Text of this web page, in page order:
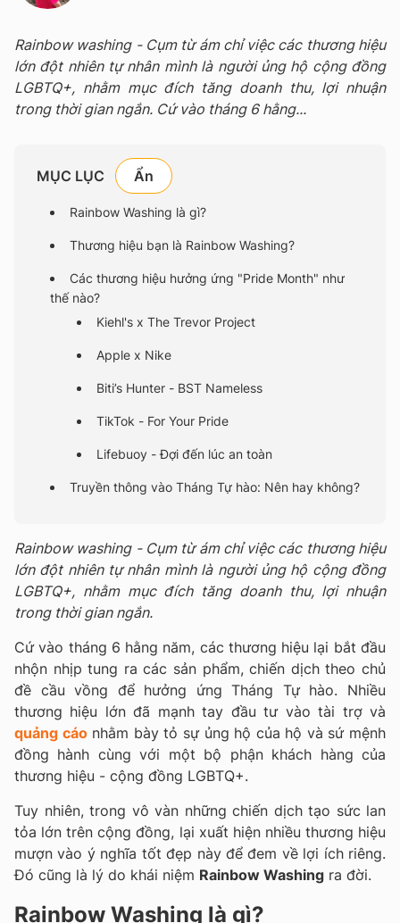
Rainbow washing - Cụm từ ám chỉ việc các thương hiệu
lớn đột nhiên tự nhân mình là người ủng hộ cộng đồng
LGBTQ+, nhằm mục đích tăng doanh thu, lợi nhuận
trong thời gian ngắn. Cứ vào tháng 6 hằng...
MỤC LỤC
Rainbow Washing là gì?
Thương hiệu bạn là Rainbow Washing?
Các thương hiệu hưởng ứng "Pride Month" như
thế nào?
Kiehl's x The Trevor Project
Apple x Nike
Biti’s Hunter - BST Nameless
TikTok - For Your Pride
Lifebuoy - Đợi đến lúc an toàn
Truyền thông vào Tháng Tự hào: Nên hay không?
Rainbow washing - Cụm từ ám chỉ việc các thương hiệu
lớn đột nhiên tự nhân mình là người ủng hộ cộng đồng
LGBTQ+, nhằm mục đích tăng doanh thu, lợi nhuận
trong thời gian ngắn.
Cứ vào tháng 6 hằng năm, các thương hiệu lại bắt đầu
nhộn nhịp tung ra các sản phẩm, chiến dịch theo chủ
đề cầu vồng để hưởng ứng Tháng Tự hào. Nhiều
thương hiệu lớn đã mạnh tay đầu tư vào tài trợ và
quảng cáonhằm bày tỏ sự ủng hộ của hộ và sứ mệnh
đồng hành cùng với một bộ phận khách hàng của
thương hiệu - cộng đồng LGBTQ+.
Tuy nhiên, trong vô vàn những chiến dịch tạo sức lan
tỏa lớn trên cộng đồng, lại xuất hiện nhiều thương hiệu
mượn vào ý nghĩa tốt đẹp này để đem về lợi ích riêng.
Đó cũng là lý do khái niệm Rainbow Washing ra đời.
Rainbow Washing là gì?